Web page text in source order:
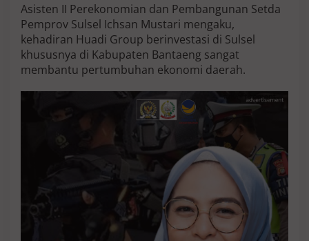
B
a
n
t
E
k
o
n
m
u
s
e
T
Asisten II Perekonomian dan Pembangunan Setda
Pemprov Sulsel Ichsan Mustari mengaku,
kehadiran Huadi Group berinvestasi di Sulsel
khususnya di Kabupaten Bantaeng sangat
membantu pertumbuhan ekonomi daerah.